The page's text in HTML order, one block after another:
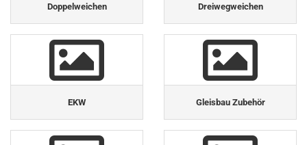
Doppelweichen Dreiwegweichen
EKW Gleisbau Zubehör